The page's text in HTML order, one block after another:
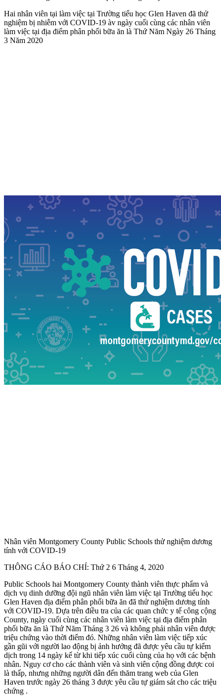
Hai nhân viên tại làm việc tại Trường tiểu học Glen Haven đã thử
nghiệm bị nhiễm với COVID-19 àv ngày cuối cùng các nhân viên
làm việc tại địa điểm phân phối bữa ăn là Thứ Năm Ngày 26 Tháng
3 Năm 2020
Nhân viên Montgomery County Public Schools thử nghiệm dương
tính với COVID-19
THÔNG CÁO BÁO CHÍ: Thứ 2 6 Tháng 4, 2020
Public Schools hai Montgomery County thành viên thực phẩm và
dịch vụ dinh dưỡng đội ngũ nhân viên làm việc tại Trường tiểu học
Glen Haven địa điểm phân phối bữa ăn đã thử nghiệm dương tính
với COVID-19. Dựa trên điều tra của các quan chức y tế công cộng
County, ngày cuối cùng các nhân viên làm việc tại địa điểm phân
phối bữa ăn là Thứ Năm Tháng 3 26 và không phải nhân viên được
triệu chứng vào thời điểm đó. Những nhân viên làm việc tiếp xúc
gần gũi với người lao động bị ảnh hưởng đã được yêu cầu tự kiểm
dịch trong 14 ngày kể từ khi tiếp xúc cuối cùng của họ với các bệnh
nhân. Nguy cơ cho các thành viên và sinh viên cộng đồng được coi
là thấp, nhưng những người dân đến thăm trang web của Glen
Haven trước ngày 26 tháng 3 được yêu cầu tự giám sát cho các triệu
chứng .